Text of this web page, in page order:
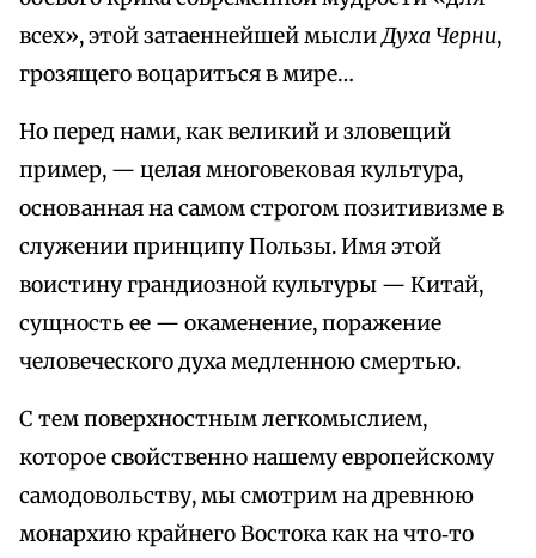
всех», этой затаеннейшей мыслиДуха Черни,
грозящего воцариться в мире…
Но перед нами, как великий и зловещий
пример, — целая многовековая культура,
основанная на самом строгом позитивизме в
служении принципу Пользы. Имя этой
воистину грандиозной культуры — Китай,
сущность ее — окаменение, поражение
человеческого духа медленною смертью.
С тем поверхностным легкомыслием,
которое свойственно нашему европейскому
самодовольству, мы смотрим на древнюю
монархию крайнего Востока как на что‑то